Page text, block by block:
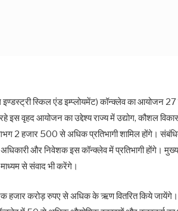
इण्डस्ट्री स्किल एंड इम्प्लोयमेंट) कॉन्क्लेव का आयोजन
इस वृहद आयोजन का उद्देश्य राज्य में उद्योग, कौशल
2 हजार 500 से अधिक प्रतिभागी शामिल होंगे।
अधिकारी और निवेशक इस कॉन्क्लेव में प्रतिभागी होंगे।
से संवाद भी करेंगे।
एक हजार करोड़ रुपए से अधिक के ऋण वितरित किये